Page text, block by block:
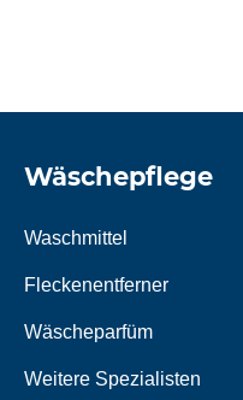
Wäschepflege
Waschmittel
Fleckenentferner
Wäscheparfüm
Weitere Spezialisten